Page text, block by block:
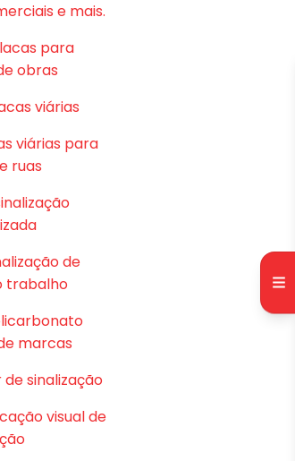
e mais.
para
obras
viárias
viárias para
ruas
de
trabalho
marcas
sinalização
visual de